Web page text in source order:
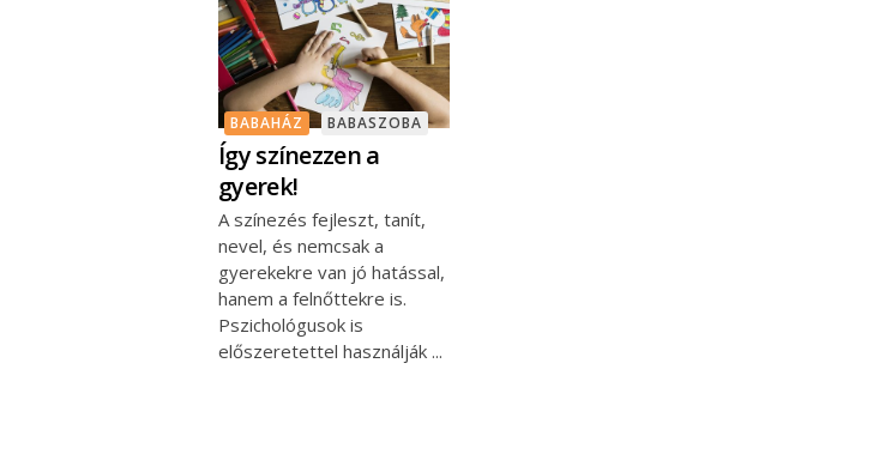
BABAHÁZ BABASZOBA
Így színezzen a
gyerek!
A színezés fejleszt, tanít,
nevel, és nemcsak a
gyerekekre van jó hatással,
hanem a felnőttekre is.
Pszichológusok is
előszeretettel használják